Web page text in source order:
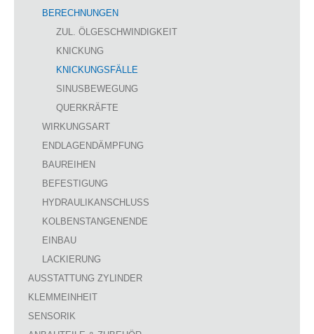
BERECHNUNGEN
ZUL. ÖLGESCHWINDIGKEIT
KNICKUNG
KNICKUNGSFÄLLE
SINUSBEWEGUNG
QUERKRÄFTE
WIRKUNGSART
ENDLAGENDÄMPFUNG
BAUREIHEN
BEFESTIGUNG
HYDRAULIKANSCHLUSS
KOLBENSTANGENENDE
EINBAU
LACKIERUNG
AUSSTATTUNG ZYLINDER
KLEMMEINHEIT
SENSORIK